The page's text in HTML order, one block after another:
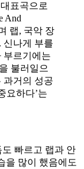
표곡으로
And
랩, 국악 장
신나게 부를
부르기에는
불러일으
과거의 성공
요하다’는
도 빠르고 랩과 안
을 많이 했음에도